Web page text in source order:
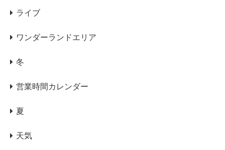
ライブ
ワンダーランドエリア
冬
営業時間カレンダー
夏
天気